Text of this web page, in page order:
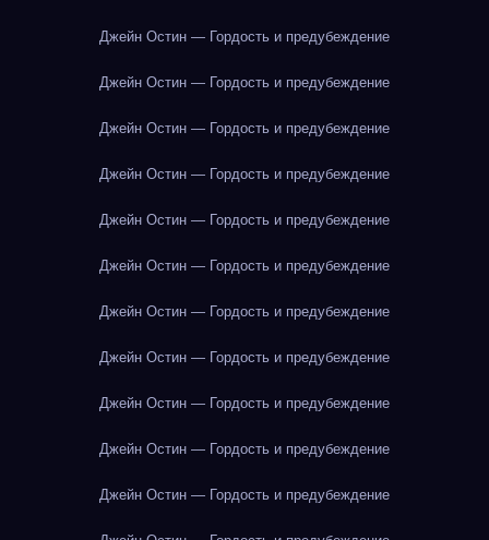
Джейн Остин — Гордость и предубеждение
Джейн Остин — Гордость и предубеждение
Джейн Остин — Гордость и предубеждение
Джейн Остин — Гордость и предубеждение
Джейн Остин — Гордость и предубеждение
Джейн Остин — Гордость и предубеждение
Джейн Остин — Гордость и предубеждение
Джейн Остин — Гордость и предубеждение
Джейн Остин — Гордость и предубеждение
Джейн Остин — Гордость и предубеждение
Джейн Остин — Гордость и предубеждение